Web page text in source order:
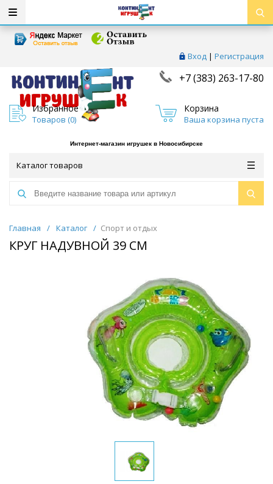
Вход | Регистрация
+7 (383) 263-17-80
Избранное
Товаров (0)
Корзина
Ваша корзина пуста
Интернет-магазин игрушек в Новосибирске
Каталог товаров
Главная / Каталог / Спорт и отдых
КРУГ НАДУВНОЙ 39 СМ